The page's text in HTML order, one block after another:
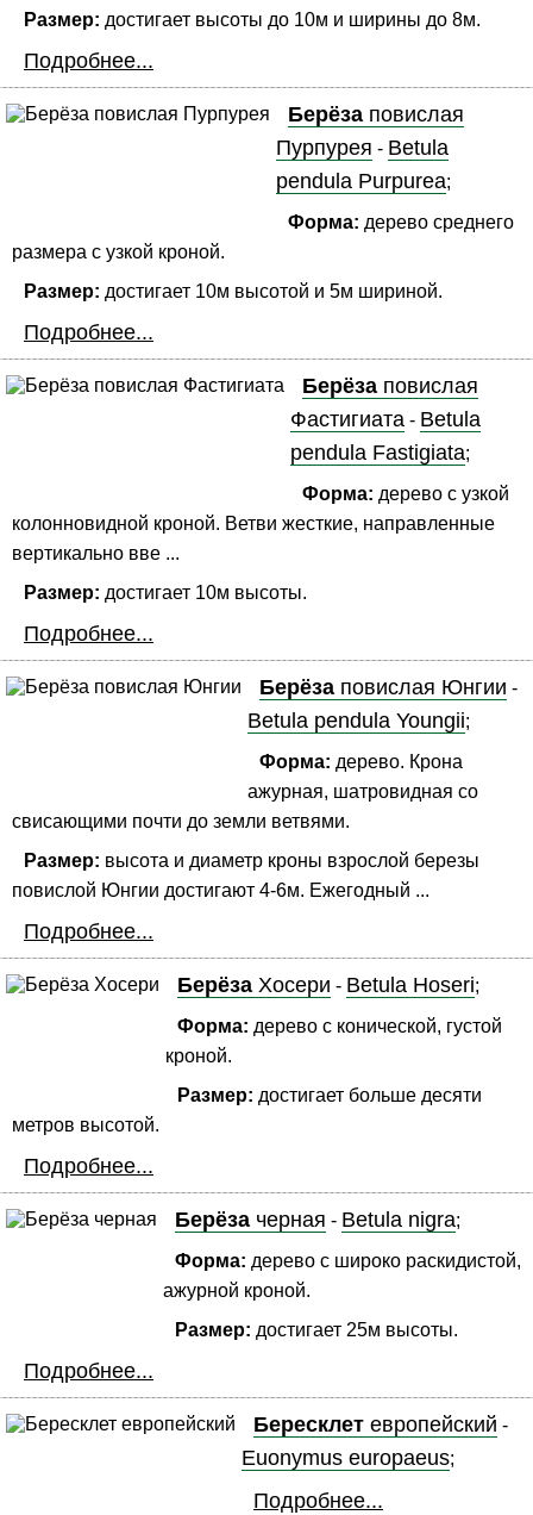
Размер: достигает высоты до 10м и ширины до 8м.
Подробнее...
Берёза повислая
Пурпурея - Betula
pendula Purpurea;
Форма: дерево среднего
размера с узкой кроной.
Размер: достигает 10м высотой и 5м шириной.
Подробнее...
Берёза повислая
Фастигиата - Betula
pendula Fastigiata;
Форма: дерево с узкой
колонновидной кроной. Ветви жесткие, направленные
вертикально вве ...
Размер: достигает 10м высоты.
Подробнее...
Берёза повислая Юнгии -
Betula pendula Youngii;
Форма: дерево. Крона
ажурная, шатровидная со
свисающими почти до земли ветвями.
Размер: высота и диаметр кроны взрослой березы
повислой Юнгии достигают 4-6м. Ежегодный ...
Подробнее...
Берёза Хосери - Betula Hoseri;
Форма: дерево с конической, густой
кроной.
Размер: достигает больше десяти
метров высотой.
Подробнее...
Берёза черная - Betula nigra;
Форма: дерево с широко раскидистой,
ажурной кроной.
Размер: достигает 25м высоты.
Подробнее...
Бересклет европейский -
Euonymus europaeus;
Подробнее...